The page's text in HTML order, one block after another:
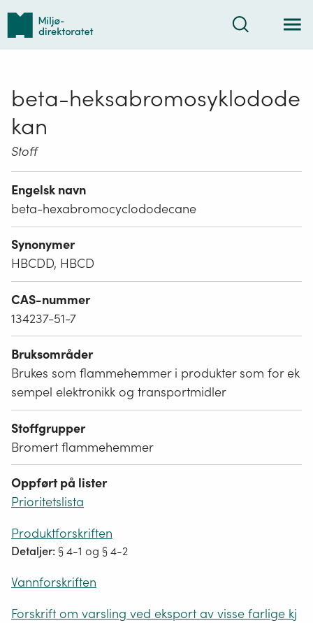
Tilbake
forsiden
Søk
beta-heksabromosyklodode
kan
Stoff
Engelsk navn
beta-hexabromocyclododecane
Synonymer
HBCDD, HBCD
CAS-nummer
134237-51-7
Bruksområder
Brukes som flammehemmer i produkter som for ek
sempel elektronikk og transportmidler
Stoffgrupper
Bromert flammehemmer
Oppført på lister
Prioritetslista
Produktforskriften
Detaljer: § 4-1 og § 4-2
Vannforskriften
Forskrift om varsling ved eksport av visse farlige kj